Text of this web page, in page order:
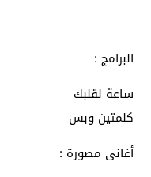
البرامج :
ساعة لقلبك
كلمتين وبس
أغانى مصورة :